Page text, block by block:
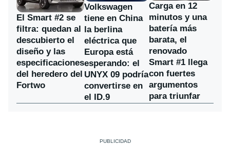
El Smart #2 se
filtra: quedan al
descubierto el
diseño y las
especificaciones
del heredero del
Fortwo
Volkswagen
tiene en China
la berlina
eléctrica que
Europa está
esperando: el
UNYX 09 podría
convertirse en
el ID.9
Carga en 12
minutos y una
batería más
barata, el
renovado
Smart #1 llega
con fuertes
argumentos
para triunfar